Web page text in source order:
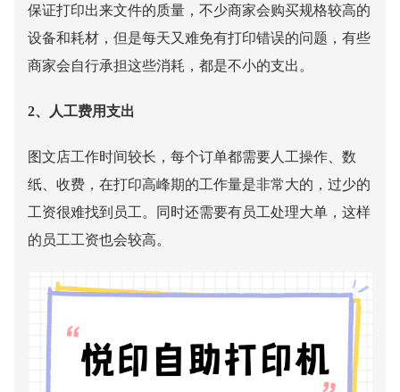
保证打印出来文件的质量，不少商家会购买规格较高的
设备和耗材，但是每天又难免有打印错误的问题，有些
商家会自行承担这些消耗，都是不小的支出。
2、人工费用支出
图文店工作时间较长，每个订单都需要人工操作、数
纸、收费，在打印高峰期的工作量是非常大的，过少的
工资很难找到员工。同时还需要有员工处理大单，这样
的员工工资也会较高。